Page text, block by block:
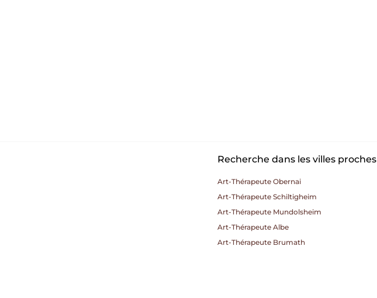
Recherche dans les villes proches
Art-Thérapeute Obernai
Art-Thérapeute Schiltigheim
Art-Thérapeute Mundolsheim
Art-Thérapeute Albe
Art-Thérapeute Brumath